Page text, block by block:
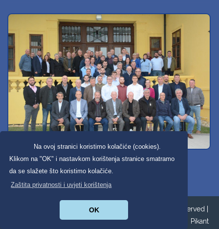
Na ovoj stranici koristimo kolačiće (cookies).
Klikom na "OK" i nastavkom korištenja stranice smatramo
da se slažete što koristimo kolačiće.
Zaštita privatnosti i uvjeti korištenja
OK
Svi dobravski košarkaši
Copyright ©2026. Općina Donja Dubrava All Rights Reserved |
Zaštita privatnosti|Digitalna pristupačnost Pikant